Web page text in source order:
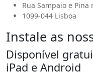
Rua Sampaio e Pina
1099-044 Lisboa
Instale as
Disponível
iPad e Android